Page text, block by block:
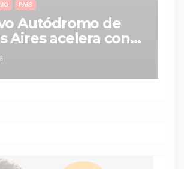
PAIS
Autódromo de
Aires acelera con
traer la
1 a la Argentina